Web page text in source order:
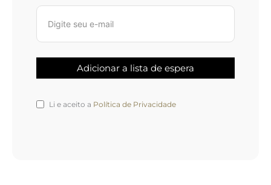
Li e aceito a Política de Privacidade